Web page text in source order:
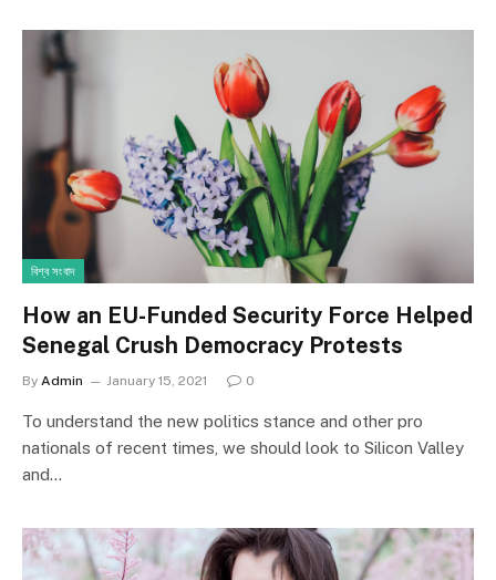
বিশ্ব সংবাদ
How an EU-Funded Security Force Helped
Senegal Crush Democracy Protests
By Admin January 15, 2021 0
To understand the new politics stance and other pro
nationals of recent times, we should look to Silicon Valley
and…